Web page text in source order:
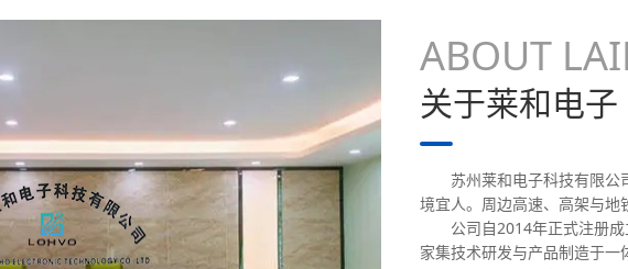
连接
充电枪线材防水检测 ，汽车连接器密性检测，光纤连接器气密性检测等
根据不同的需求，提供气密检漏设备及技术支持。
ABOUT
关于莱和电子
苏州莱和电子科技有限
境宜人。周边高速、高架与地
公司自2014年正式注册
家集技术研发与产品制造于一